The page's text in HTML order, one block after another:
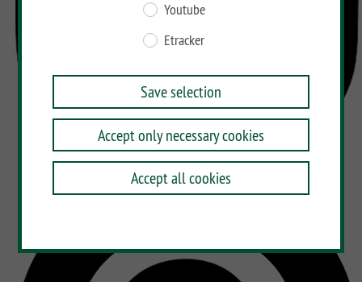
Youtube
Etracker
Save selection
Accept only necessary cookies
Accept all cookies